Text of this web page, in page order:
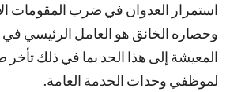
استمرار العدوان في ضرب المقومات
وحصاره الخانق هو العامل الرئيسي
المعيشة إلى هذا الحد بما في ذلك
لموظفي وحدات الخدمة العامة.